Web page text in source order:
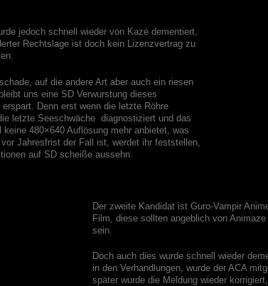
jedoch schnell wieder von Kazé dementiert,
Rechtslage ist doch kein Lizenzvertrag zu
auf die andere Art aber auch ein riesen
uns eine SD Verwurstung dieses
Denn erst wenn die letzte Röhre
letzte Seeschwäche diagnostiziert und das
keine 480×640 Auflösung mehr anbietet, was
Jahresfrist der Fall ist, werdet ihr feststellen,
auf SD scheiße aussehn.
Der zweite Kandidat ist Guro-Vampir
Film, diese sollten angeblich von
sein.
Doch auch dies wurde schnell wieder
in den Verhandlungen, wurde der ACA
später wurde die Meldung wieder